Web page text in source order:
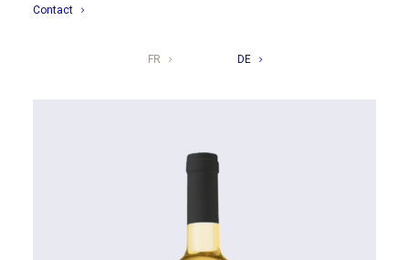
Contact
FR DE